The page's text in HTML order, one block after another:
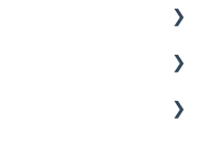
descuento